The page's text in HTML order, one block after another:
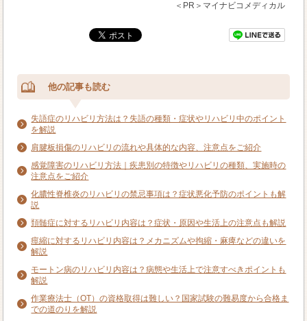
＜PR＞マイナビコメディカル
他の記事も読む
失語症のリハビリ方法は？失語の種類・症状やリハビリ中のポイント
を解説
肩腱板損傷のリハビリの流れや具体的な内容、注意点をご紹介
感覚障害のリハビリ方法｜疾患別の特徴やリハビリの種類、実施時の
注意点をご紹介
化膿性脊椎炎のリハビリの禁忌事項は？症状悪化予防のポイントも解
説
頚髄症に対するリハビリ内容は？症状・原因や生活上の注意点も解説
痙縮に対するリハビリ内容は？メカニズムや拘縮・麻痺などの違いを
解説
モートン病のリハビリ内容は？病態や生活上で注意すべきポイントも
解説
作業療法士（OT）の資格取得は難しい？国家試験の難易度から合格ま
での道のりを解説